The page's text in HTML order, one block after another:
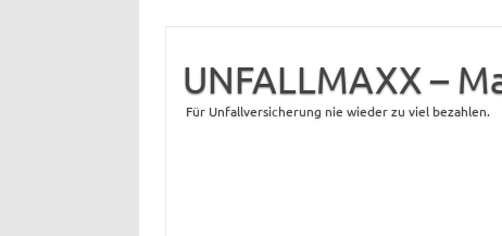
UNFALLMAXX –
Für Unfallversicherung nie wieder zu viel bezahlen.